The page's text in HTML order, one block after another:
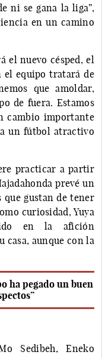
ni se gana la liga”,
en un camino
el nuevo césped, el
el equipo tratará de
que amoldar,
de fuera. Estamos
cambio importante
un fútbol atractivo
practicar a partir
prevé un
gustan de tener
curiosidad, Yuya
en la afición
casa, aunque con la
ha pegado un buen
Sedibeh, Eneko